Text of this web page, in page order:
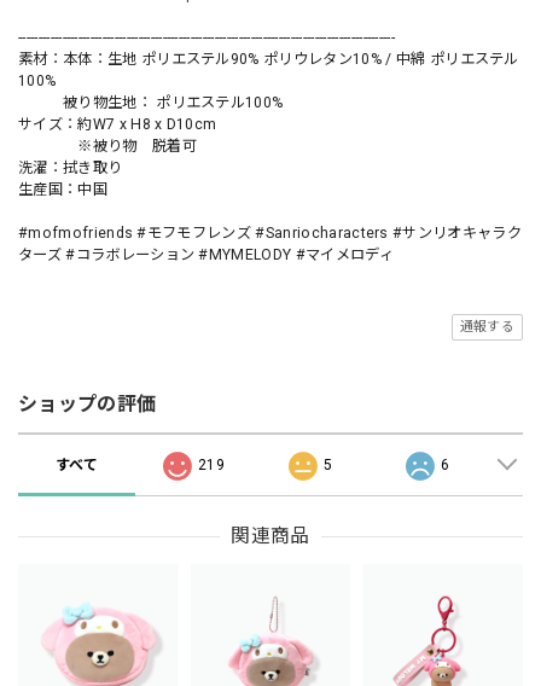
----------------------------------------------------------------------------------------------
素材：本体：生地 ポリエステル90% ポリウレタン10% / 中綿 ポリエステル
100%
被り物生地： ポリエステル100%
サイズ：約W7 x H8 x D10cm
※被り物 脱着可
洗濯：拭き取り
生産国：中国
#mofmofriends #モフモフレンズ #Sanriocharacters #サンリオキャラク
ターズ #コラボレーション #MYMELODY #マイメロディ
通報する
ショップの評価
すべて 219 5 6
関連商品